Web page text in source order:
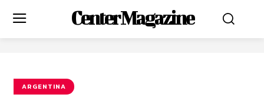
Center Magazine
ARGENTINA